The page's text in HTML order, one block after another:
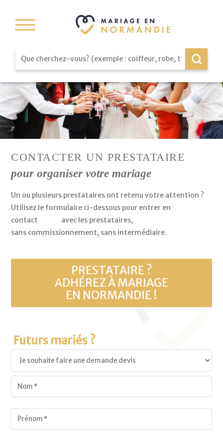
CONTACTER UN PRESTATAIRE
pour organiser votre mariage
Un ou plusieurs prestataires ont retenu votre attention ?
Utilisez le formulaire ci-dessous pour entrer en
contact
avec les prestataires,
sans commissionnement, sans intermédiaire.
PRESTATAIRE ?
ADHÉREZ À MARIAGE
EN NORMANDIE !
Futurs mariés ?